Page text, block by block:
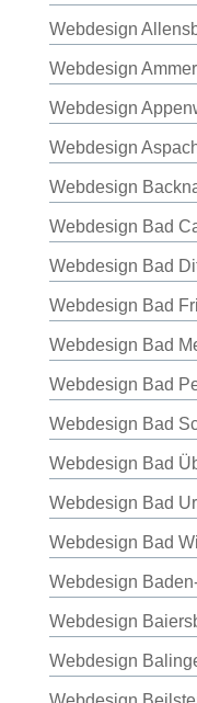
Webdesign
Webdesign
Webdesign
Webdesign
Webdesign
Webdesign Bad
Webdesign Bad
Webdesign Bad
Webdesign Bad
Webdesign Bad
Webdesign Bad
Webdesign Bad
Webdesign Bad
Webdesign Bad
Webdesign
Webdesign
Webdesign